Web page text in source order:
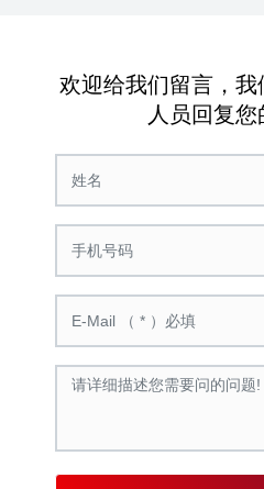
欢迎给我们留言，
人员回复您